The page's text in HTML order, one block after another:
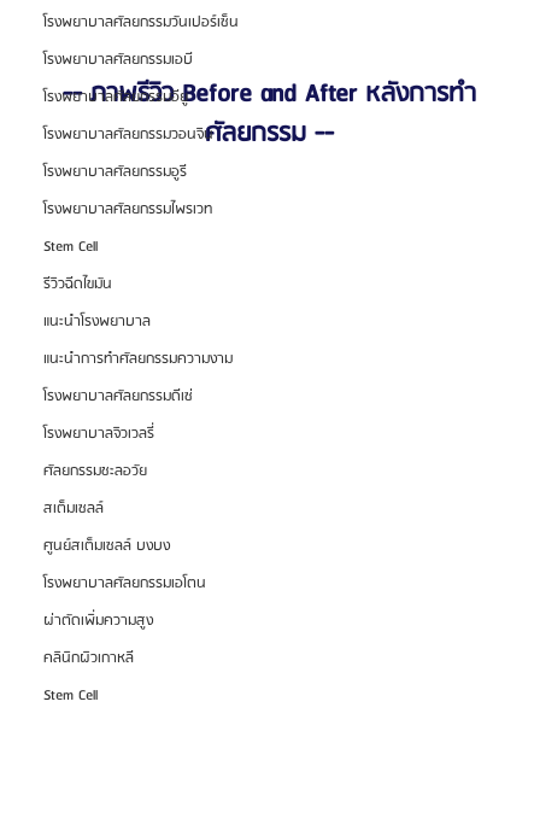
โรงพยาบาลศัลยกรรมวันเปอร์เซ็น
โรงพยาบาลศัลยกรรมเอบี
โรงพยาบาลศัลยกรรมอียู
โรงพยาบาลศัลยกรรมวอนจิน
โรงพยาบาลศัลยกรรมอูรี
โรงพยาบาลศัลยกรรมไพรเวท
Stem Cell
รีวิวฉีดไขมัน
แนะนำโรงพยาบาล
แนะนำการทำศัลยกรรมความงาม
โรงพยาบาลศัลยกรรมดีเซ่
โรงพยาบาลจิวเวลรี่
ศัลยกรรมชะลอวัย
สเต็มเซลล์
ศูนย์สเต็มเซลล์ บงบง
โรงพยาบาลศัลยกรรมเอโตน
ผ่าตัดเพิ่มความสูง
คลินิกผิวเกาหลี
Stem Cell
-- ภาพรีวิว Before and After หลังการทำ
ศัลยกรรม --